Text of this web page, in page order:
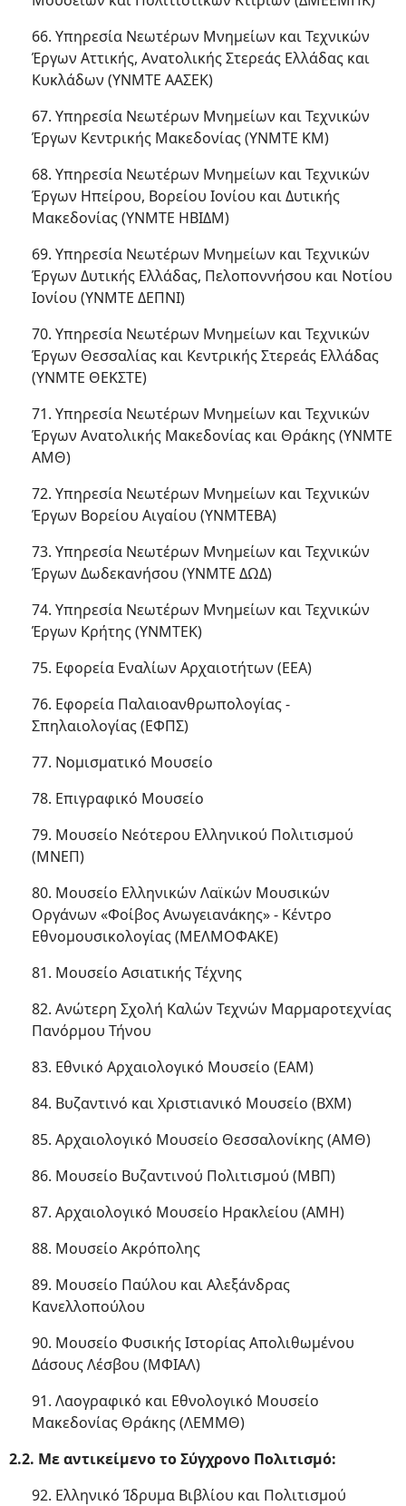
66. Υπηρεσία Νεωτέρων Μνημείων και Τεχνικών
Έργων Αττικής, Ανατολικής Στερεάς Ελλάδας και
Κυκλάδων (ΥΝΜΤΕ ΑΑΣΕΚ)
67. Υπηρεσία Νεωτέρων Μνημείων και Τεχνικών
Έργων Κεντρικής Μακεδονίας (ΥΝΜΤΕ ΚΜ)
68. Υπηρεσία Νεωτέρων Μνημείων και Τεχνικών
Έργων Ηπείρου, Βορείου Ιονίου και Δυτικής
Μακεδονίας (ΥΝΜΤΕ ΗΒΙΔΜ)
69. Υπηρεσία Νεωτέρων Μνημείων και Τεχνικών
Έργων Δυτικής Ελλάδας, Πελοποννήσου και Νοτίου
Ιονίου (ΥΝΜΤΕ ΔΕΠΝΙ)
70. Υπηρεσία Νεωτέρων Μνημείων και Τεχνικών
Έργων Θεσσαλίας και Κεντρικής Στερεάς Ελλάδας
(ΥΝΜΤΕ ΘΕΚΣΤΕ)
71. Υπηρεσία Νεωτέρων Μνημείων και Τεχνικών
Έργων Ανατολικής Μακεδονίας και Θράκης (ΥΝΜΤΕ
ΑΜΘ)
72. Υπηρεσία Νεωτέρων Μνημείων και Τεχνικών
Έργων Βορείου Αιγαίου (ΥΝΜΤΕΒΑ)
73. Υπηρεσία Νεωτέρων Μνημείων και Τεχνικών
Έργων Δωδεκανήσου (ΥΝΜΤΕ ΔΩΔ)
74. Υπηρεσία Νεωτέρων Μνημείων και Τεχνικών
Έργων Κρήτης (ΥΝΜΤΕΚ)
75. Εφορεία Εναλίων Αρχαιοτήτων (ΕΕΑ)
76. Εφορεία Παλαιοανθρωπολογίας -
Σπηλαιολογίας (ΕΦΠΣ)
77. Νομισματικό Μουσείο
78. Επιγραφικό Μουσείο
79. Μουσείο Νεότερου Ελληνικού Πολιτισμού
(ΜΝΕΠ)
80. Μουσείο Ελληνικών Λαϊκών Μουσικών
Οργάνων «Φοίβος Ανωγειανάκης» - Κέντρο
Εθνομουσικολογίας (ΜΕΛΜΟΦΑΚΕ)
81. Μουσείο Ασιατικής Τέχνης
82. Ανώτερη Σχολή Καλών Τεχνών Μαρμαροτεχνίας
Πανόρμου Τήνου
83. Εθνικό Αρχαιολογικό Μουσείο (ΕΑΜ)
84. Βυζαντινό και Χριστιανικό Μουσείο (ΒΧΜ)
85. Αρχαιολογικό Μουσείο Θεσσαλονίκης (ΑΜΘ)
86. Μουσείο Βυζαντινού Πολιτισμού (ΜΒΠ)
87. Αρχαιολογικό Μουσείο Ηρακλείου (ΑΜΗ)
88. Μουσείο Ακρόπολης
89. Μουσείο Παύλου και Αλεξάνδρας
Κανελλοπούλου
90. Μουσείο Φυσικής Ιστορίας Απολιθωμένου
Δάσους Λέσβου (ΜΦΙΑΛ)
91. Λαογραφικό και Εθνολογικό Μουσείο
Μακεδονίας Θράκης (ΛΕΜΜΘ)
2.2. Με αντικείμενο το Σύγχρονο Πολιτισμό:
92. Ελληνικό Ίδρυμα Βιβλίου και Πολιτισμού